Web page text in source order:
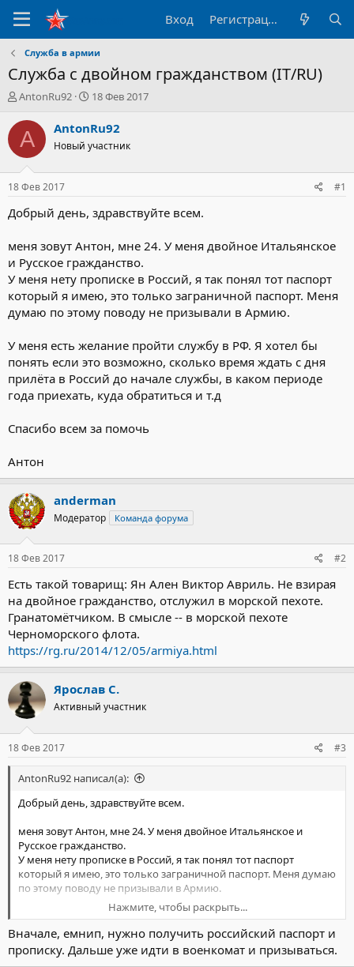
Вход Регистрация
Служба в армии
Служба с двойном гражданством (IT/RU)
А
т
о
р
е
м
ы
AntonRu92
Д
т
н
л
18 Фев 2017
A AntonRu92
Новый участник
18 Фев 2017 #1
Добрый день, здравствуйте всем.
меня зовут Антон, мне 24. У меня двойное Итальянское
и Русское гражданство.
У меня нету прописке в Россий, я так понял тот паспорт
который я имею, это только заграничной паспорт. Меня
думаю по этому поводу не призывали в Армию.
У меня есть желание пройти службу в РФ. Я хотел бы
понять если это возможно, сколько время ждать с дня
прилёта в Россий до начале службы, в каком периоде
года приехать, куда обратиться и т.д
Спасибо всем за помочь
Антон
anderman
Модератор Команда форума
18 Фев 2017 #2
Есть такой товарищ: Ян Ален Виктор Авриль. Не взирая
на двойное гражданство, отслужил в морской пехоте.
Гранатомётчиком. В смысле -- в морской пехоте
Черноморского флота.
https://rg.ru/2014/12/05/armiya.html
Ярослав С.
Активный участник
18 Фев 2017 #3
AntonRu92 написал(а):
Добрый день, здравствуйте всем.
меня зовут Антон, мне 24. У меня двойное Итальянское и
Русское гражданство.
У меня нету прописке в Россий, я так понял тот паспорт
который я имею, это только заграничной паспорт. Меня думаю
по этому поводу не призывали в Армию.
У меня есть желание пройти службу в РФ. Я хотел бы понять
если это возможно, сколько время ждать с дня прилёта в
Россий до начале службы, в каком периоде года приехать, куда
обратиться и т.д
Нажмите, чтобы раскрыть...
Вначале, емнип, нужно получить российский паспорт и
прописку. Дальше уже идти в военкомат и призываться.